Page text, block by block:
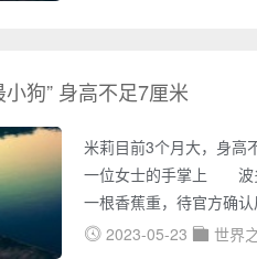
线，这样构成了温柔、和
狗” 身高不足7厘米
米莉目前3个月大，身高
一位女士的手掌上 波
一根香蕉重，待官方确
叫米莉，刚刚3个月大，
2023-05-23 世界